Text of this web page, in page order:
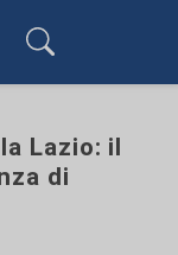
Lazio: il
di